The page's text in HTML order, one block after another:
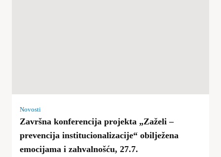
Novosti
Završna konferencija projekta „Zaželi –
prevencija institucionalizacije“ obilježena
emocijama i zahvalnošću, 27.7.